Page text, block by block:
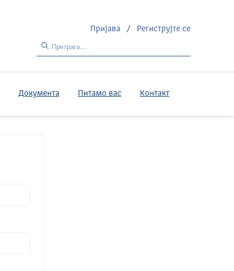
Пријава / Региструјте се
Документа Питамо вас Контакт